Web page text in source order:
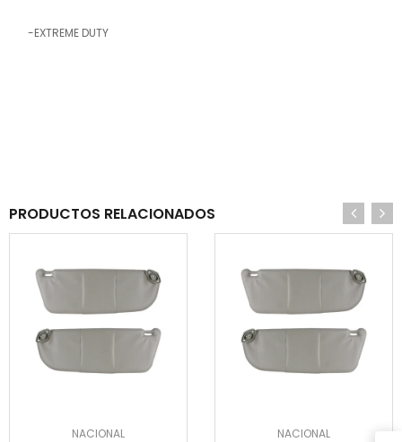
-EXTREME DUTY
PRODUCTOS RELACIONADOS
NACIONAL NACIONAL